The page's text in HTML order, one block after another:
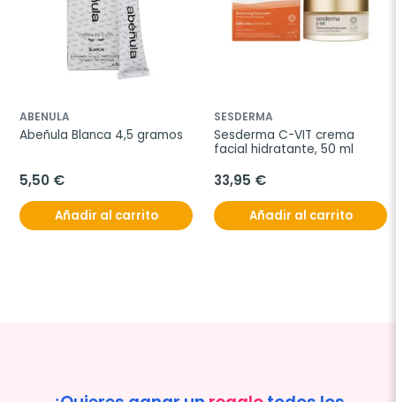
ABENULA
Abeñula Blanca 4,5 gramos
5,50 €
Añadir al carrito
SESDERMA
Sesderma C-VIT crema
facial hidratante, 50 ml
33,95 €
Añadir al carrito